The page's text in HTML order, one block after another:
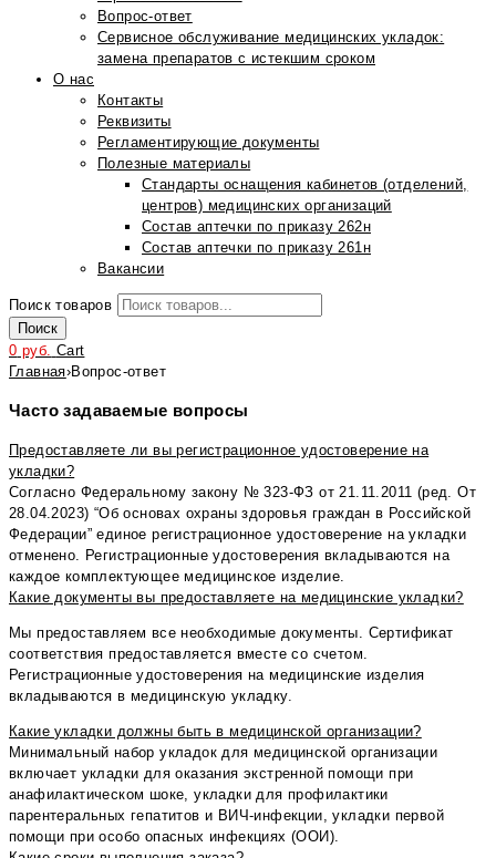
Вопрос-ответ
Сервисное обслуживание медицинских укладок:
замена препаратов с истекшим сроком
О нас
Контакты
Реквизиты
Регламентирующие документы
Полезные материалы
Стандарты оснащения кабинетов (отделений,
центров) медицинских организаций
Состав аптечки по приказу 262н
Состав аптечки по приказу 261н
Вакансии
Поиск товаров
Поиск
0 руб. Cart
Главная›Вопрос-ответ
Часто задаваемые вопросы
Предоставляете ли вы регистрационное удостоверение на
укладки?
Согласно Федеральному закону № 323-ФЗ от 21.11.2011 (ред. От
28.04.2023) “Об основах охраны здоровья граждан в Российской
Федерации” единое регистрационное удостоверение на укладки
отменено. Регистрационные удостоверения вкладываются на
каждое комплектующее медицинское изделие.
Какие документы вы предоставляете на медицинские укладки?
Мы предоставляем все необходимые документы. Сертификат
соответствия предоставляется вместе со счетом.
Регистрационные удостоверения на медицинские изделия
вкладываются в медицинскую укладку.
Какие укладки должны быть в медицинской организации?
Минимальный набор укладок для медицинской организации
включает укладки для оказания экстренной помощи при
анафилактическом шоке, укладки для профилактики
парентеральных гепатитов и ВИЧ-инфекции, укладки первой
помощи при особо опасных инфекциях (ООИ).